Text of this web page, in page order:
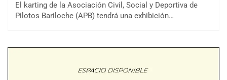
El karting de la Asociación Civil, Social y Deportiva de
Pilotos Bariloche (APB) tendrá una exhibición…